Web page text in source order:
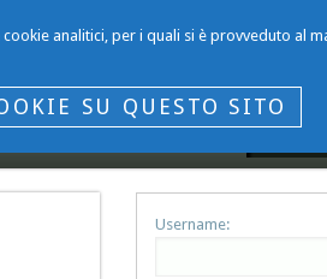
Username:
analitici, per i quali si è provveduto al
SU QUESTO SITO